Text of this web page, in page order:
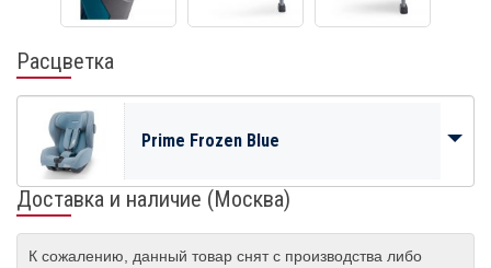
Расцветка
Prime Frozen Blue
Доставка и наличие (Москва)
К сожалению, данный товар снят с производства либо